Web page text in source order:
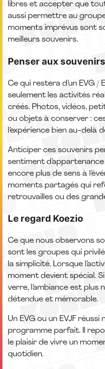
libres et accepter que
aussi permettre au
moments imprévus sont
meilleurs souvenirs.
Penser aux
Ce qui restera d’un EVG /
seulement les activités
créés. Photos, vidéos,
ou objets à conserver :
l’expérience bien au-delà
Anticiper ces souvenirs
sentiment
encore plus de sens à
moments partagés qui
retrouvailles ou des
Le regard Koezio
Ce que nous observons
sont les groupes qui
la simplicité. Lorsque
moment devient spécial.
verre, l’ambiance est plus
détendue et mémorable.
Un EVG ou un EVJF réussi
programme parfait. Il
le plaisir de vivre un
quotidien.